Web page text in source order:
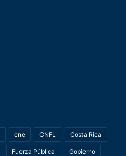
cne CNFL Costa Rica
Fuerza Pública Gobierno